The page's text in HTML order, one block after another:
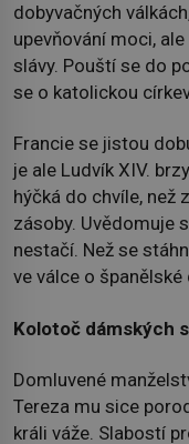
dobyvačných
upevňování moci,
slávy. Pouští se do
se o katolickou
Francie se jistou
je ale Ludvík XIV.
hýčká do chvíle, než
zásoby. Uvědomuje
nestačí. Než se
ve válce o
Kolotoč dámských
Domluvené
Tereza mu sice
králi váže. Slabostí